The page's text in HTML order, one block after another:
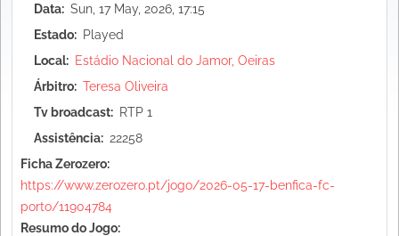
Data
Sun, 17 May, 2026, 17:15
Estado
Played
Local
Estádio Nacional do Jamor, Oeiras
Árbitro
Teresa Oliveira
Tv broadcast
RTP 1
Assistência
22258
Ficha Zerozero:
https://www.zerozero.pt/jogo/2026-05-17-benfica-fc-
porto/11904784
Resumo do Jogo: